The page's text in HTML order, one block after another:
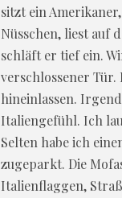
sitzt ein
Nüsschen, liest auf
schläft er tief ein.
verschlossener
hineinlassen.
Italiengefühl. Ich
Selten habe ich
zugeparkt. Die
Italienflaggen,